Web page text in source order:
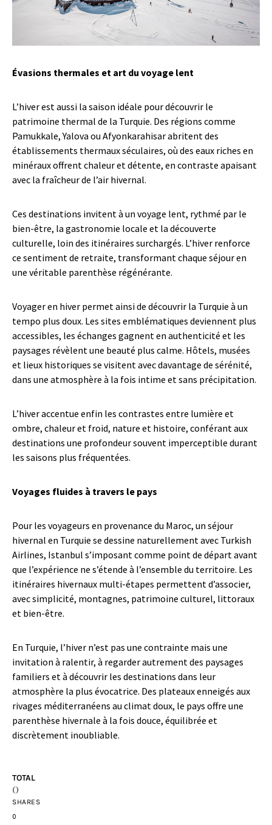
Évasions thermales et art du voyage lent
L’hiver est aussi la saison idéale pour découvrir le
patrimoine thermal de la Turquie. Des régions comme
Pamukkale, Yalova ou Afyonkarahisar abritent des
établissements thermaux séculaires, où des eaux riches en
minéraux offrent chaleur et détente, en contraste apaisant
avec la fraîcheur de l’air hivernal.
Ces destinations invitent à un voyage lent, rythmé par le
bien-être, la gastronomie locale et la découverte
culturelle, loin des itinéraires surchargés. L’hiver renforce
ce sentiment de retraite, transformant chaque séjour en
une véritable parenthèse régénérante.
Voyager en hiver permet ainsi de découvrir la Turquie à un
tempo plus doux. Les sites emblématiques deviennent plus
accessibles, les échanges gagnent en authenticité et les
paysages révèlent une beauté plus calme. Hôtels, musées
et lieux historiques se visitent avec davantage de sérénité,
dans une atmosphère à la fois intime et sans précipitation.
L’hiver accentue enfin les contrastes entre lumière et
ombre, chaleur et froid, nature et histoire, conférant aux
destinations une profondeur souvent imperceptible durant
les saisons plus fréquentées.
Voyages fluides à travers le pays
Pour les voyageurs en provenance du Maroc, un séjour
hivernal en Turquie se dessine naturellement avec Turkish
Airlines, Istanbul s’imposant comme point de départ avant
que l’expérience ne s’étende à l’ensemble du territoire. Les
itinéraires hivernaux multi-étapes permettent d’associer,
avec simplicité, montagnes, patrimoine culturel, littoraux
et bien-être.
En Turquie, l’hiver n’est pas une contrainte mais une
invitation à ralentir, à regarder autrement des paysages
familiers et à découvrir les destinations dans leur
atmosphère la plus évocatrice. Des plateaux enneigés aux
rivages méditerranéens au climat doux, le pays offre une
parenthèse hivernale à la fois douce, équilibrée et
discrètement inoubliable.
TOTAL
0
SHARES
0